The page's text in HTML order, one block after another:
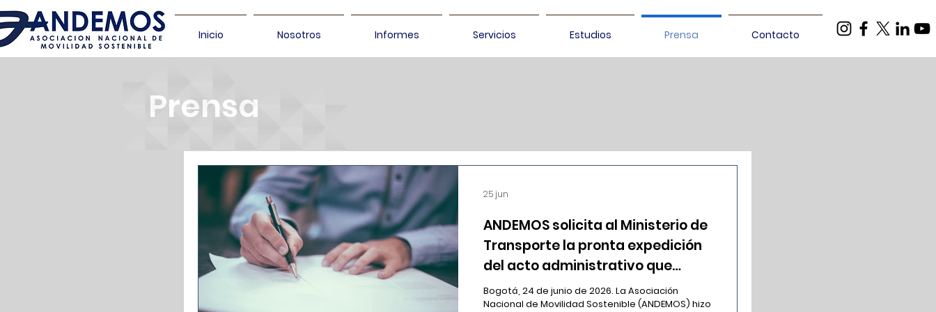
Inicio Nosotros Informes Servicios Estudios Prensa Contacto
Prensa
ANDEMOS solicita al Ministerio de
Transporte la pronta expedición
del acto administrativo que
formalice el aplazamiento de los
reglamentos técnicos de
Bogotá, 24 de junio de 2026. La Asociación
Nacional de Movilidad Sostenible (ANDEMOS) hizo
25 jun